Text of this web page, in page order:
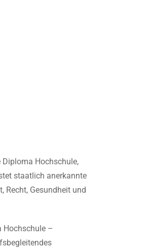
Diploma Hochschule,
staatlich anerkannte
Recht, Gesundheit und
Hochschule –